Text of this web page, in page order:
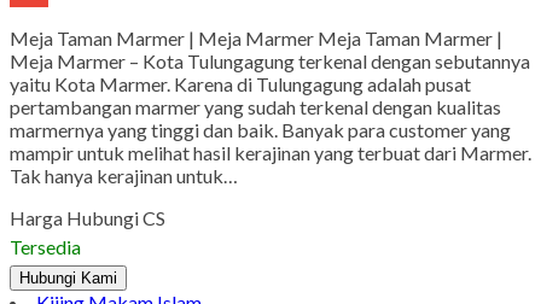
Tumblr
Gmail
Meja Taman Marmer | Meja Marmer Meja Taman Marmer |
Meja Marmer – Kota Tulungagung terkenal dengan sebutannya
pertambangan marmer yang sudah terkenal dengan kualitas
marmernya yang tinggi dan baik. Banyak para customer yang
mampir untuk melihat hasil kerajinan yang terbuat dari Marmer.
Tak hanya kerajinan untuk…